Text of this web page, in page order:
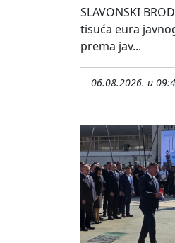
SLAVONSKI
tisuća eura
prema jav...
06.08.2026. u